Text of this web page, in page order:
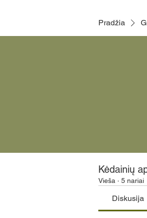
Pradžia
Kėdainių
Vieša · 5 nariai
Diskusija